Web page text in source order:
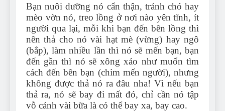
Bạn nuôi dưỡng nó cẩn thận, tránh chó hay
mèo vờn nó, treo lồng ở nơi nào yên tĩnh, ít
người qua lại, mỗi khi bạn đến bên lồng thì
nên thả cho nó vài hạt mè (vừng) hay ngô
(bắp), làm nhiều lần thì nó sẽ mến bạn, bạn
đến gần thì nó sẽ xông xáo như muốn tìm
cách đến bên bạn (chim mến người), nhưng
không được thả nó ra đâu nha! Vì nếu bạn
thả ra, nó sẽ bay đi mất đó, chỉ cần nó tập
vỗ cánh vài bữa là có thể bay xa, bay cao.